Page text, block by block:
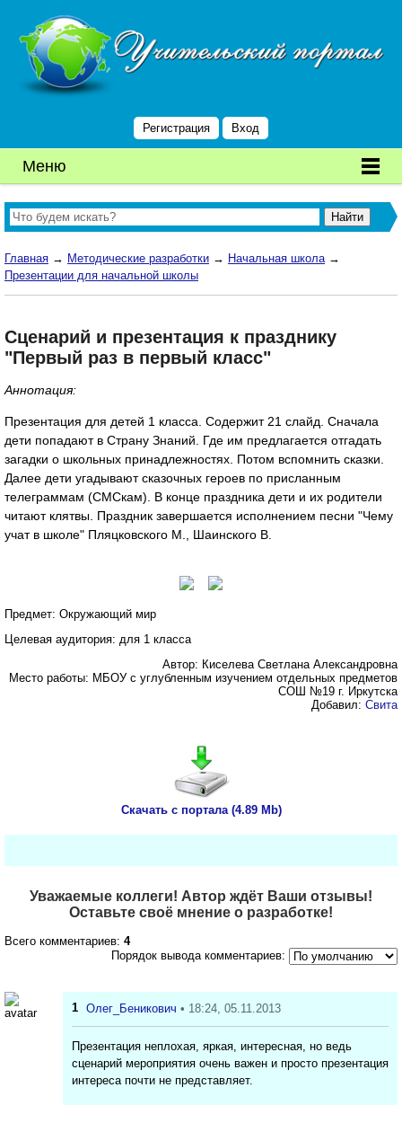
Регистрация Вход
Меню
Главная → Методические разработки → Начальная школа→
Презентации для начальной школы
Сценарий и презентация к празднику
"Первый раз в первый класс"
Аннотация:
Презентация для детей 1 класса. Содержит 21 слайд. Сначала
дети попадают в Страну Знаний. Где им предлагается отгадать
загадки о школьных принадлежностях. Потом вспомнить сказки.
Далее дети угадывают сказочных героев по присланным
телеграммам (СМСкам). В конце праздника дети и их родители
читают клятвы. Праздник завершается исполнением песни "Чему
учат в школе" Пляцковского М., Шаинского В.
Предмет: Окружающий мир
Целевая аудитория: для 1 класса
Автор: Киселева Светлана Александровна
Место работы: МБОУ с углубленным изучением отдельных предметов
СОШ №19 г. Иркутска
Добавил: Свита
Скачать с портала (4.89 Mb)
Уважаемые коллеги! Автор ждёт Ваши отзывы!
Оставьте своё мнение о разработке!
Всего комментариев: 4
Порядок вывода комментариев:
1 Олег_Беникович • 18:24, 05.11.2013
Презентация неплохая, яркая, интересная, но ведь
сценарий мероприятия очень важен и просто презентация
интереса почти не представляет.